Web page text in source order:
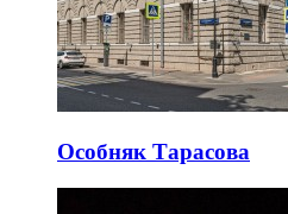
Особняк Тарасова